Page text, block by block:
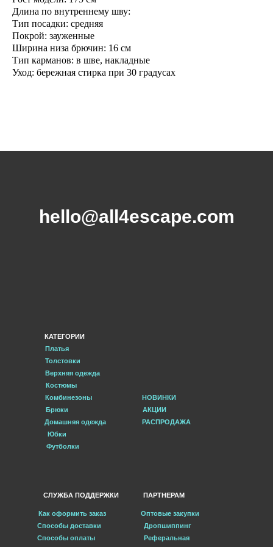
Длина по внутреннему шву:
Тип посадки: средняя
Покрой: зауженные
Ширина низа брючин: 16 см
Тип карманов: в шве, накладные
Уход: бережная стирка при 30 градусах
hello@all4escape.com
Как оформить заказ
Оптовые закупки
Способы доставки
Способы оплаты
КАТЕГОРИИ
Толстовки
Платья
Костюмы
Комбинезоны
Брюки
Юбки
Верхняя одежда
СЛУЖБА ПОДДЕРЖКИ ПАРТНЕРАМ
НОВИНКИ
РАСПРОДАЖА
АКЦИИ
Дропшиппинг
Реферальная
Футболки
Домашняя одежда